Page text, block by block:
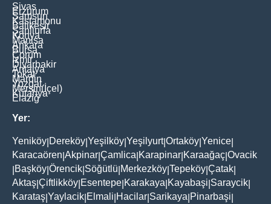
Sivas
Erzurum
Samsun
Kastamonu
Balikesir
Şanliurfa
Konya
Manisa
Ankara
Bursa
Çorum
İzmir
Diyarbakir
Antalya
Tokat
Mardin
Yozgat
Mersin(İçel)
Kütahya
Elaziğ
Yer:
Yeniköy Dereköy Yeşilköy Yeşilyurt|Ortaköy Yenice
Karacaören Akpinar Çamlica Karapinar Karaağaç Ovacik
Başköy Örencik Söğütlü Merkezköy Tepeköy Çatak
Aktaş Çiftlikköy Esentepe Karakaya Kayabaşi Saraycik
Karataş Yaylacik Elmali Hacilar Sarikaya Pinarbaşi